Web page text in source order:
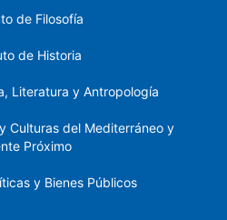
de Filosofía
de Historia
Literatura y Antropología
Culturas del Mediterráneo y
Próximo
y Bienes Públicos